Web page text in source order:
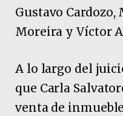
Gustavo
Moreira y Víctor
A lo largo del
que Carla
venta de